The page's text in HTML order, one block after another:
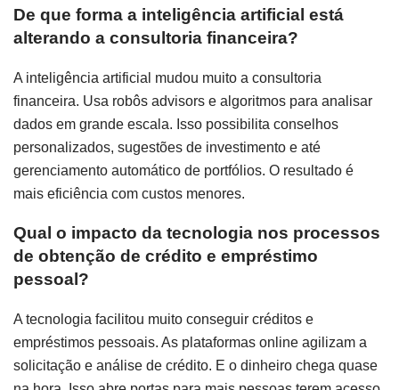
De que forma a inteligência artificial está
alterando a consultoria financeira?
A inteligência artificial mudou muito a consultoria
financeira. Usa robôs advisors e algoritmos para analisar
dados em grande escala. Isso possibilita conselhos
personalizados, sugestões de investimento e até
gerenciamento automático de portfólios. O resultado é
mais eficiência com custos menores.
Qual o impacto da tecnologia nos processos
de obtenção de crédito e empréstimo
pessoal?
A tecnologia facilitou muito conseguir créditos e
empréstimos pessoais. As plataformas online agilizam a
solicitação e análise de crédito. E o dinheiro chega quase